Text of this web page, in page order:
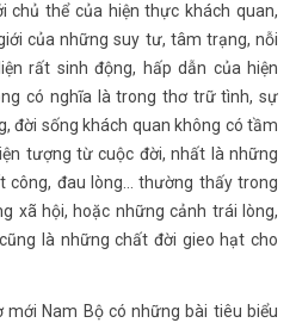
chủ thể của hiện thực khách quan,
của những suy tư, tâm trạng, nỗi
rất sinh động, hấp dẫn của hiện
có nghĩa là trong thơ trữ tình, sự
đời sống khách quan không có tầm
tượng từ cuộc đời, nhất là những
công, đau lòng... thường thấy trong
xã hội, hoặc những cảnh trái lòng,
là những chất đời gieo hạt cho
Nam Bộ có những bài tiêu biểu